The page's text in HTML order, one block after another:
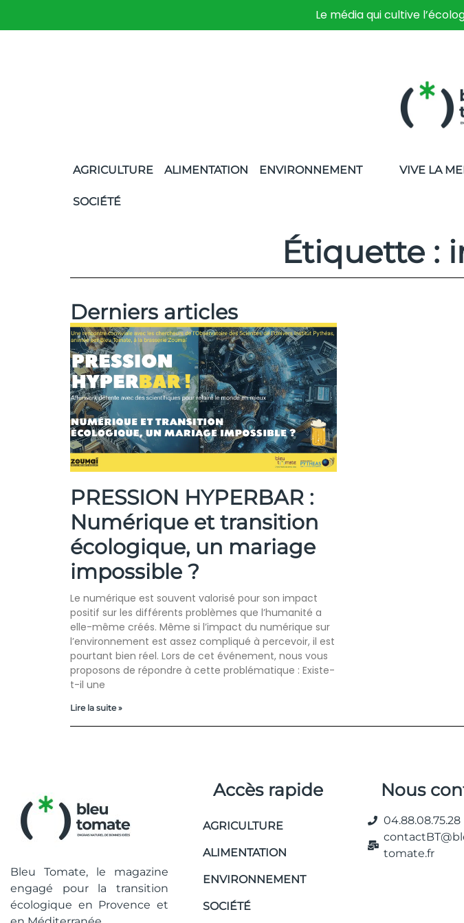
Le média qui cultive
AGRICULTURE ALIMENTATION ENVIRONNEMENT
SOCIÉTÉ
VIVE LA
Étiquette :
Derniers articles
PRESSION HYPERBAR :
Numérique et transition
écologique, un mariage
impossible ?
Le numérique est souvent valorisé pour son impact
positif sur les différents problèmes que l’humanité a
elle-même créés. Même si l’impact du numérique sur
l’environnement est assez compliqué à percevoir, il est
pourtant bien réel. Lors de cet événement, nous vous
proposons de répondre à cette problématique : Existe-
t-il une
Lire la suite »
Bleu Tomate, le magazine
engagé pour la transition
écologique en Provence et
Accès rapide
AGRICULTURE
ALIMENTATION
ENVIRONNEMENT
SOCIÉTÉ
Nous
04.88.08.75.28
tomate.fr